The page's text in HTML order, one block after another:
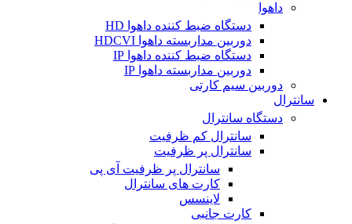
داهوا
دستگاه ضبط کننده داهوا HD
دوربین مداربسته داهوا HDCVI
دستگاه ضبط کننده داهوا IP
دوربین مداربسته داهوا IP
دوربین سیم کارتی
سانترال
دستگاه سانترال
سانترال کم ظرفیت
سانترال پر ظرفیت
سانترال پر ظرفیت آی پی
کارت های سانترال
لاینسس
کارت جانبی